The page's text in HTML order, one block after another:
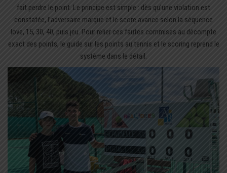
fait perdre le point. Le principe est simple : dès qu’une violation est
constatée, l’adversaire marque et le score avance selon la séquence
love, 15, 30, 40, puis jeu. Pour relier ces fautes commises au décompte
exact des points, le guide sur les points au tennis et le scoring reprend le
système dans le détail.